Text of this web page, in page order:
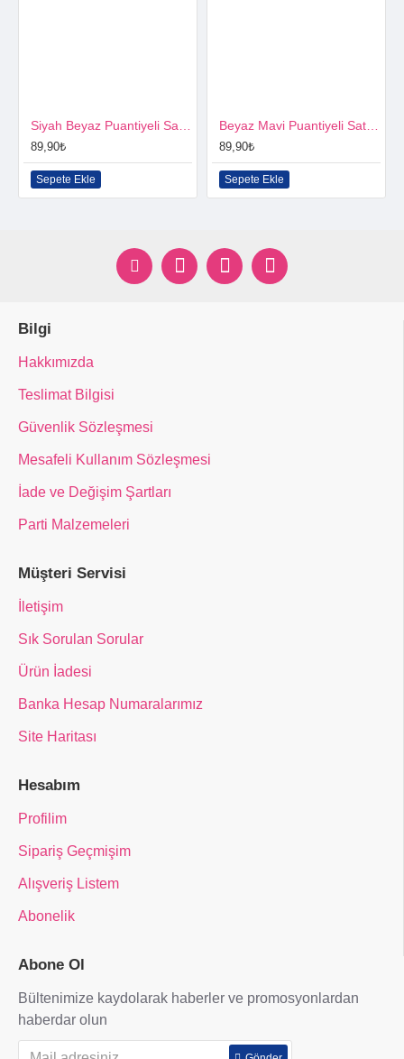
89,90₺
Sepete Ekle
Beyaz Mavi Puantiyeli Saten Kurdela 0.6 Cm. X 40 Metre
89,90₺
Sepete Ekle
Bilgi
Hakkımızda
Teslimat Bilgisi
Güvenlik Sözleşmesi
Mesafeli Kullanım Sözleşmesi
İade ve Değişim Şartları
Parti Malzemeleri
Müşteri Servisi
İletişim
Sık Sorulan Sorular
Ürün İadesi
Banka Hesap Numaralarımız
Site Haritası
Hesabım
Profilim
Sipariş Geçmişim
Alışveriş Listem
Abonelik
Abone Ol
Bültenimize kaydolarak haberler ve promosyonlardan
haberdar olun